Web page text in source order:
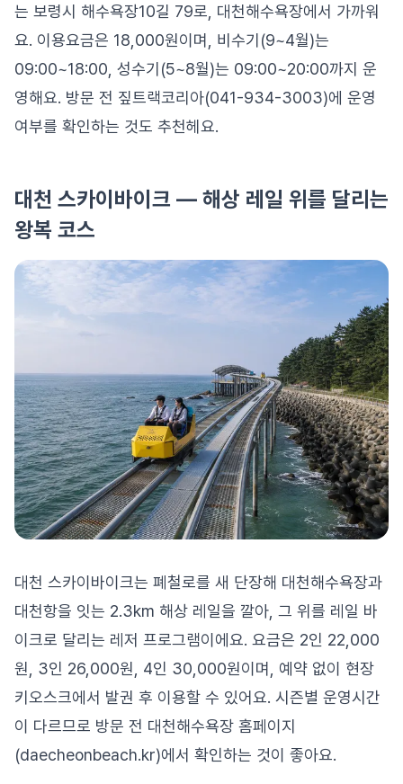
는 보령시 해수욕장10길 79로, 대천해수욕장에서 가까워
요. 이용요금은 18,000원이며, 비수기(9~4월)는
09:00~18:00, 성수기(5~8월)는 09:00~20:00까지 운
영해요. 방문 전 짚트랙코리아(041-934-3003)에 운영
여부를 확인하는 것도 추천헤요.
대천 스카이바이크 — 해상 레일 위를 달리는
왕복 코스
대천 스카이바이크는 폐철로를 새 단장해 대천해수욕장과
대천항을 잇는 2.3km 해상 레일을 깔아, 그 위를 레일 바
이크로 달리는 레저 프로그램이에요. 요금은 2인 22,000
원, 3인 26,000원, 4인 30,000원이며, 예약 없이 현장
키오스크에서 발권 후 이용할 수 있어요. 시즌별 운영시간
이 다르므로 방문 전 대천해수욕장 홈페이지
(daecheonbeach.kr)에서 확인하는 것이 좋아요.